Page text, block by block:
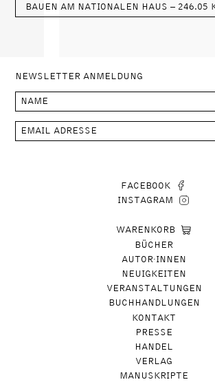
BAUEN AM NATIONALEN HAUS – 246.05
NEWSLETTER ANMELDUNG
FACEBOOK
INSTAGRAM
WARENKORB
BÜCHER
AUTOR∙INNEN
NEUIGKEITEN
VERANSTALTUNGEN
BUCHHANDLUNGEN
KONTAKT
PRESSE
HANDEL
VERLAG
MANUSKRIPTE